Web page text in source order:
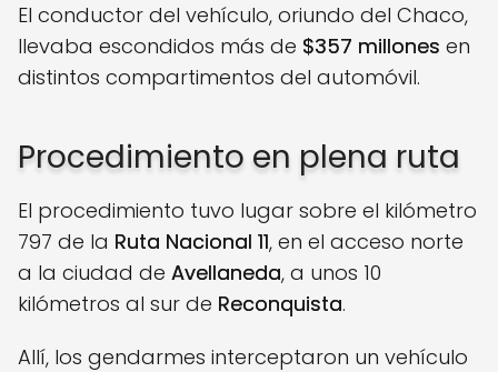
El conductor del vehículo, oriundo del Chaco,
llevaba escondidos más de $357 millones en
distintos compartimentos del automóvil.
Procedimiento en plena ruta
El procedimiento tuvo lugar sobre el kilómetro
797 de la Ruta Nacional 11, en el acceso norte
a la ciudad de Avellaneda, a unos 10
kilómetros al sur de Reconquista.
Allí, los gendarmes interceptaron un vehículo